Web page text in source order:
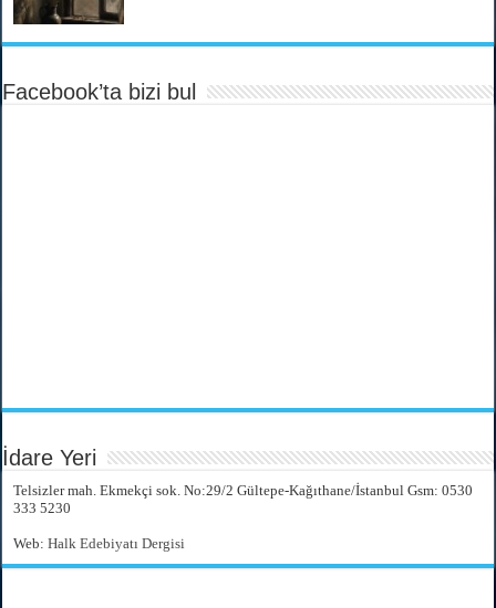
Facebook’ta bizi bul
İdare Yeri
Telsizler mah. Ekmekçi sok. No:29/2 Gültepe-Kağıthane/İstanbul Gsm: 0530
333 5230
Web:Halk Edebiyatı Dergisi